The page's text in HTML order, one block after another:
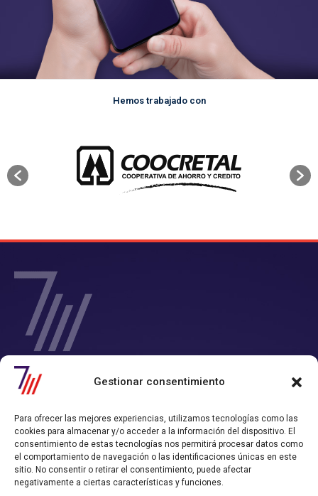
Gestionar consentimiento
Para ofrecer las mejores experiencias, utilizamos tecnologías como las
cookies para almacenar y/o acceder a la información del dispositivo. El
consentimiento de estas tecnologías nos permitirá procesar datos como
el comportamiento de navegación o las identificaciones únicas en este
sitio. No consentir o retirar el consentimiento, puede afectar
negativamente a ciertas características y funciones.
Hemos trabajado con
SIETE Y MEDIA - Agencia de Marketing Digital en
Chile
el que consigues tiempo y rentabilidad.
Nos convertimos en tu departamento de Marketing Online, y
trabajamos alineados con los objetivos de ventas que hayas definido.
Política de Privacidad Política de Cookies